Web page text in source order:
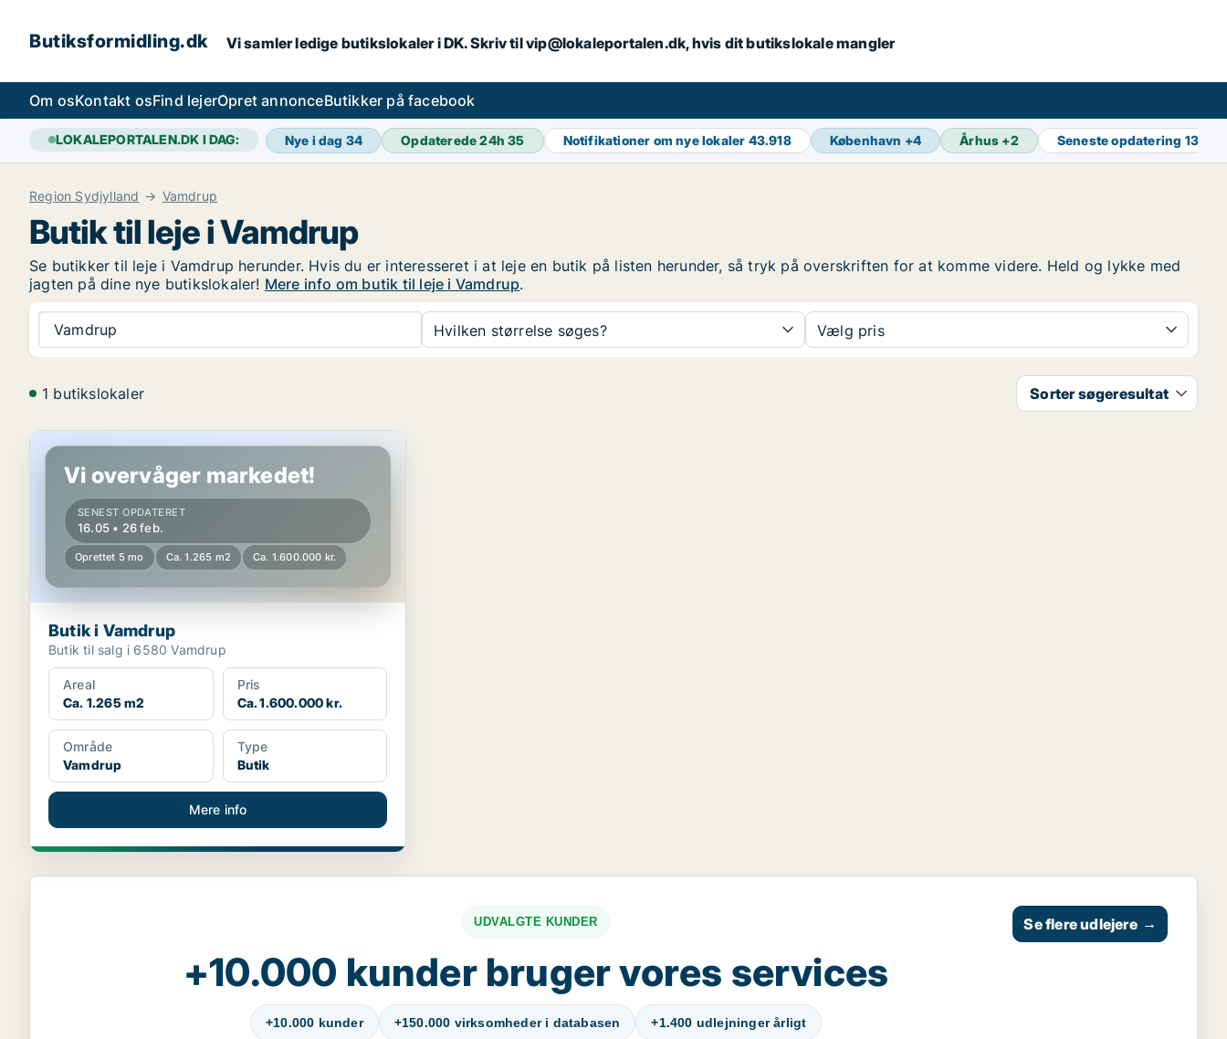
Butiksformidling.dk Vi samler ledige butikslokaler i DK. Skriv til vip@lokaleportalen.dk, hvis dit butikslokale mangler
Om osKontakt osFind lejerOpret annonceButikker på facebook
LOKALEPORTALEN.DK I DAG: Nye i dag 34 Opdaterede 24h35 Notifikationer om nye lokaler 43.918 København +4 Århus +2 Seneste opdatering 13
Region Sydjylland Vamdrup
Butik til leje i Vamdrup
Se butikker til leje i Vamdrup herunder. Hvis du er interesseret i at leje en butik på listen herunder, så tryk på overskriften for at komme videre. Held og lykke med
jagten på dine nye butikslokaler! Mere info om butik til leje i Vamdrup.
Vamdrup Hvilken størrelse søges? Vælg pris
1 butikslokaler Sorter søgeresultat
Butik i Vamdrup
Vi overvåger markedet!
SENEST OPDATERET
16.05 • 26 feb.
Oprettet 5 mo Ca. 1.265 m2 Ca. 1.600.000 kr.
Butik i Vamdrup
Butik til salg i 6580 Vamdrup
Areal
Ca. 1.265 m2
Pris
Ca. 1.600.000 kr.
Område
Vamdrup
Type
Butik
Mere info
UDVALGTE KUNDER
+10.000 kunder bruger vores services
+10.000 kunder +150.000 virksomheder i databasen +1.400 udlejninger årligt
Se flere udlejere →